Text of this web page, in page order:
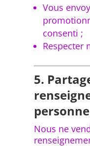
Vous
consenti ;
Respecter
5.
Nous ne